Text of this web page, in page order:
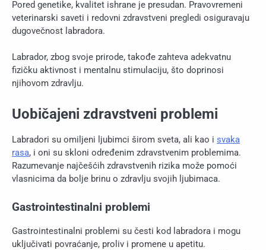
Pored genetike, kvalitet ishrane je presudan. Pravovremeni
veterinarski saveti i redovni zdravstveni pregledi osiguravaju
dugovečnost labradora.
Labrador, zbog svoje prirode, takođe zahteva adekvatnu
fizičku aktivnost i mentalnu stimulaciju, što doprinosi
njihovom zdravlju.
Uobičajeni zdravstveni problemi
Labradori su omiljeni ljubimci širom sveta, ali kao i svaka
rasa, i oni su skloni određenim zdravstvenim problemima.
Razumevanje najčešćih zdravstvenih rizika može pomoći
vlasnicima da bolje brinu o zdravlju svojih ljubimaca.
Gastrointestinalni problemi
Gastrointestinalni problemi su česti kod labradora i mogu
uključivati povraćanje, proliv i promene u apetitu.